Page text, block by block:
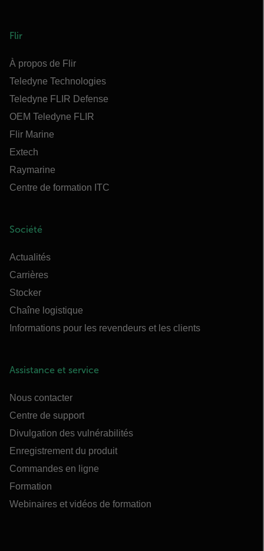
Flir
À propos de Flir
Teledyne Technologies
Teledyne FLIR Defense
OEM Teledyne FLIR
Flir Marine
Extech
Raymarine
Centre de formation ITC
Société
Actualités
Carrières
Stocker
Chaîne logistique
Informations pour les revendeurs et les clients
Assistance et service
Nous contacter
Centre de support
Divulgation des vulnérabilités
Enregistrement du produit
Commandes en ligne
Formation
Webinaires et vidéos de formation